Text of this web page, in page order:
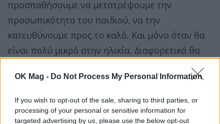
OK Mag - Do Not Process My Personal Information
If you wish to opt-out of the sale, sharing to third parties, or
processing of your personal or sensitive information for
targeted advertising by us, please use the below opt-out
προσπαθήσουμε να μετατρέψουμε την
προσωπικότητα του παιδιού, να την
κατευθύνουμε προς το καλό. Και μόνο όταν θα
είναι πολύ μικρό στην ηλικία. Διαφορετικά θα
πάρει την πορεία του και θα είναι ο αυριανός
δολοφόνος.
Θα λέγατε πως κυριαρχεί ο μιμητισμός;
Υπάρχουν άντρες με αυτή τη διαταραχή και